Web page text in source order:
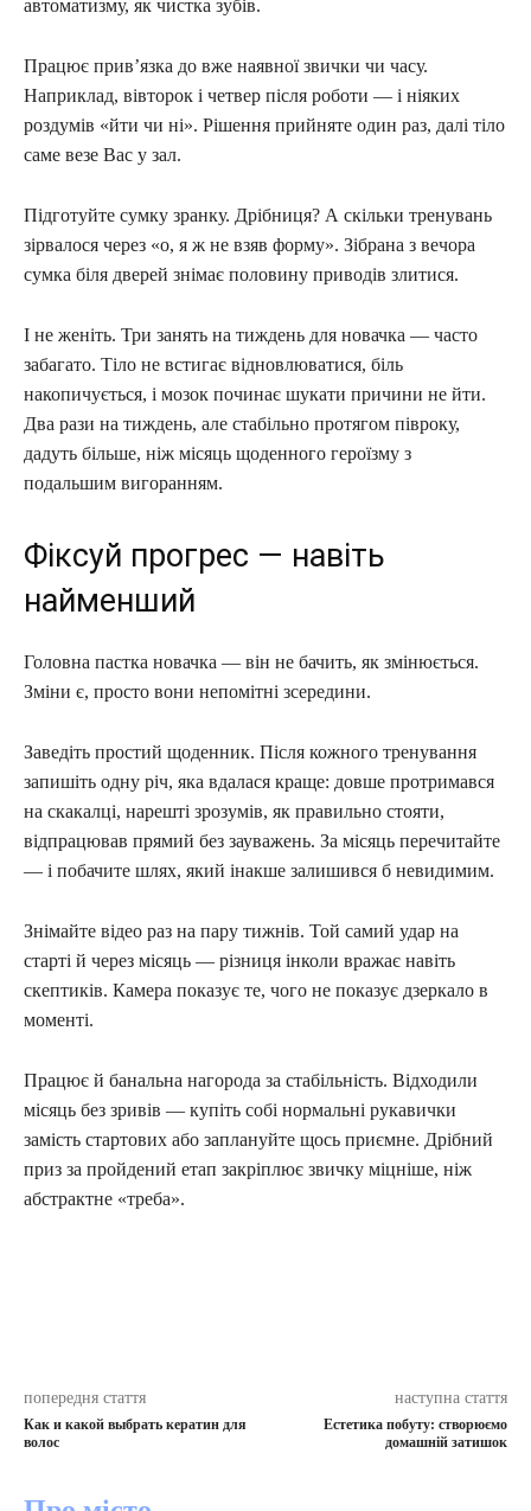
автоматизму, як чистка зубів.
Працює прив’язка до вже наявної звички чи часу.
Наприклад, вівторок і четвер після роботи — і ніяких
роздумів «йти чи ні». Рішення прийняте один раз, далі тіло
саме везе Вас у зал.
Підготуйте сумку зранку. Дрібниця? А скільки тренувань
зірвалося через «о, я ж не взяв форму». Зібрана з вечора
сумка біля дверей знімає половину приводів злитися.
І не женіть. Три занять на тиждень для новачка — часто
забагато. Тіло не встигає відновлюватися, біль
накопичується, і мозок починає шукати причини не йти.
Два рази на тиждень, але стабільно протягом півроку,
дадуть більше, ніж місяць щоденного героїзму з
подальшим вигоранням.
Фіксуй прогрес — навіть
найменший
Головна пастка новачка — він не бачить, як змінюється.
Зміни є, просто вони непомітні зсередини.
Заведіть простий щоденник. Після кожного тренування
запишіть одну річ, яка вдалася краще: довше протримався
на скакалці, нарешті зрозумів, як правильно стояти,
відпрацював прямий без зауважень. За місяць перечитайте
— і побачите шлях, який інакше залишився б невидимим.
Знімайте відео раз на пару тижнів. Той самий удар на
старті й через місяць — різниця інколи вражає навіть
скептиків. Камера показує те, чого не показує дзеркало в
моменті.
Працює й банальна нагорода за стабільність. Відходили
місяць без зривів — купіть собі нормальні рукавички
замість стартових або заплануйте щось приємне. Дрібний
приз за пройдений етап закріплює звичку міцніше, ніж
абстрактне «треба».
попередня стаття
Как и какой выбрать кератин для
волос
наступна стаття
Естетика побуту: створюємо
домашній затишок